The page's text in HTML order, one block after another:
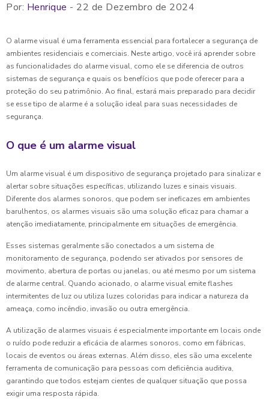
Por: Henrique - 22 de Dezembro de 2024
O alarme visual é uma ferramenta essencial para fortalecer a segurança de
ambientes residenciais e comerciais. Neste artigo, você irá aprender sobre
as funcionalidades do alarme visual, como ele se diferencia de outros
sistemas de segurança e quais os benefícios que pode oferecer para a
proteção do seu patrimônio. Ao final, estará mais preparado para decidir
se esse tipo de alarme é a solução ideal para suas necessidades de
segurança.
O que é um alarme visual
Um alarme visual é um dispositivo de segurança projetado para sinalizar e
alertar sobre situações específicas, utilizando luzes e sinais visuais.
Diferente dos alarmes sonoros, que podem ser ineficazes em ambientes
barulhentos, os alarmes visuais são uma solução eficaz para chamar a
atenção imediatamente, principalmente em situações de emergência.
Esses sistemas geralmente são conectados a um sistema de
monitoramento de segurança, podendo ser ativados por sensores de
movimento, abertura de portas ou janelas, ou até mesmo por um sistema
de alarme central. Quando acionado, o alarme visual emite flashes
intermitentes de luz ou utiliza luzes coloridas para indicar a natureza da
ameaça, como incêndio, invasão ou outra emergência.
A utilização de alarmes visuais é especialmente importante em locais onde
o ruído pode reduzir a eficácia de alarmes sonoros, como em fábricas,
locais de eventos ou áreas externas. Além disso, eles são uma excelente
ferramenta de comunicação para pessoas com deficiência auditiva,
garantindo que todos estejam cientes de qualquer situação que possa
exigir uma resposta rápida.